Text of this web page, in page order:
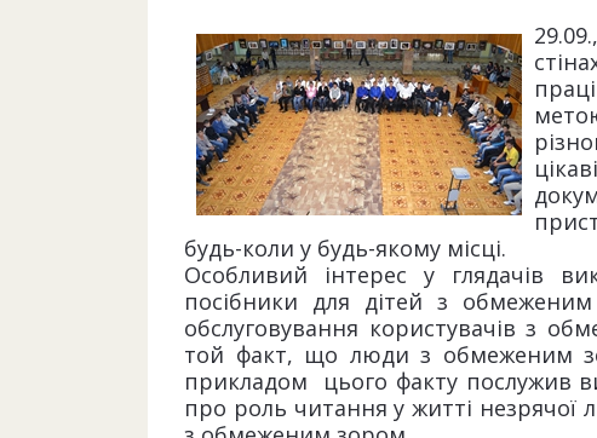
будь-коли у будь-якому місці.
Особливий інтерес у глядачів
посібники для дітей з
обслуговування користувачів з
той факт, що люди з обмеженим
прикладом цього факту послужив
про роль читання у житті незрячої